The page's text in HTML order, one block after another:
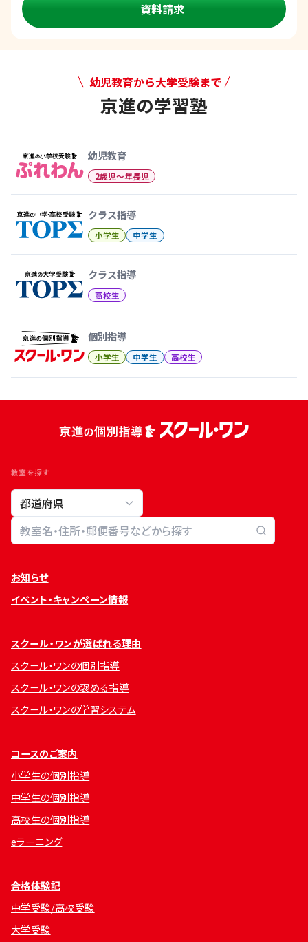
資料請求
幼児教育から大学受験まで
京進の学習塾
幼児教育
2歳児〜年長児
クラス指導
小学生 中学生
クラス指導
高校生
個別指導
小学生 中学生 高校生
教室を探す
教室検索
お知らせ
イベント・キャンペーン情報
スクール・ワンが選ばれる理由
スクール・ワンの個別指導
スクール・ワンの褒める指導
スクール・ワンの学習システム
コースのご案内
小学生の個別指導
中学生の個別指導
高校生の個別指導
eラーニング
合格体験記
中学受験/高校受験
大学受験